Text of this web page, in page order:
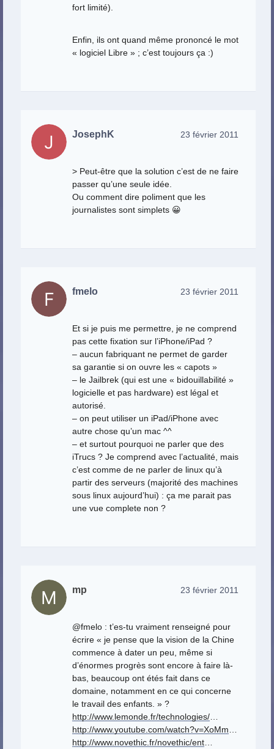
fort limité).
Enfin, ils ont quand même prononcé le mot
« logiciel Libre » ; c’est toujours ça :)
JosephK 23 février 2011
> Peut-être que la solution c’est de ne faire
passer qu’une seule idée.
Ou comment dire poliment que les
journalistes sont simplets 😀
fmelo 23 février 2011
Et si je puis me permettre, je ne comprend
pas cette fixation sur l’iPhone/iPad ?
– aucun fabriquant ne permet de garder
sa garantie si on ouvre les « capots »
– le Jailbrek (qui est une « bidouillabilité »
logicielle et pas hardware) est légal et
autorisé.
– on peut utiliser un iPad/iPhone avec
autre chose qu’un mac ^^
– et surtout pourquoi ne parler que des
iTrucs ? Je comprend avec l’actualité, mais
c’est comme de ne parler de linux qu’à
partir des serveurs (majorité des machines
sous linux aujourd’hui) : ça me parait pas
une vue complete non ?
mp 23 février 2011
@fmelo : t’es-tu vraiment renseigné pour
écrire « je pense que la vision de la Chine
commence à dater un peu, même si
d’énormes progrès sont encore à faire là-
bas, beaucoup ont étés fait dans ce
domaine, notamment en ce qui concerne
le travail des enfants. » ?
http://www.lemonde.fr/technologies/
http://www.youtube.com/watch?v=XoMm
http://www.novethic.fr/novethic/ent